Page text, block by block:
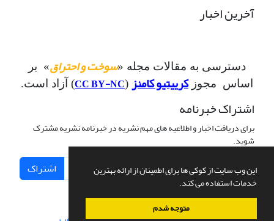
این وب سایت از کوکی ها برای اطمینان از ارائه بهترین
خدمات استفاده می کند.
متوجه شدم
آخرین اخبار
دسترسی به مقالات مجله «سوخت و احتراق» بر
اساس مجوزکرییتیو کامنز (
CC BY-NC) آزاد است.
اشتراک خبرنامه
برای دریافت اخبار و اطلاعیه های مهم نشریه در خبرنامه نشریه مشترک
شوید.
اشتراک